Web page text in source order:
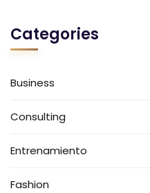
Categories
Business
Consulting
Entrenamiento
Fashion